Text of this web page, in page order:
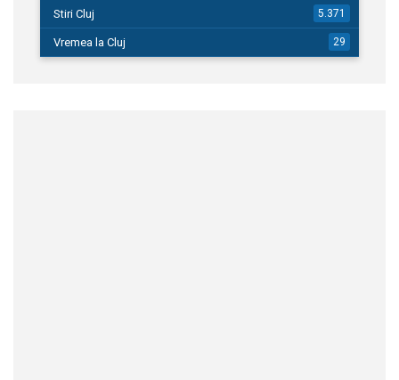
Stiri Cluj 5.371
Vremea la Cluj 29